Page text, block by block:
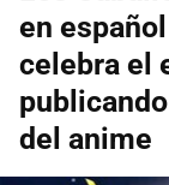
en
celebra el
del anime